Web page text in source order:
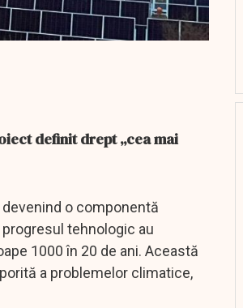
definit drept „cea mai
o componentă
tehnologic au
1000 în 20 de ani. Această
a problemelor climatice,